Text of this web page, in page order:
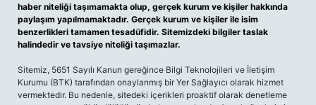
haber niteliği taşımamakta olup, gerçek kurum ve kişiler hakkında
paylaşım yapılmamaktadır. Gerçek kurum ve kişiler ile isim
benzerlikleri tamamen tesadüfidir. Sitemizdeki bilgiler taslak
halindedir ve tavsiye niteliği taşımazlar.
Sitemiz, 5651 Sayılı Kanun gereğince Bilgi Teknolojileri ve İletişim
Kurumu (BTK) tarafından onaylanmış bir Yer Sağlayıcı olarak hizmet
vermektedir. Bu nedenle, sitedeki içerikleri proaktif olarak denetleme